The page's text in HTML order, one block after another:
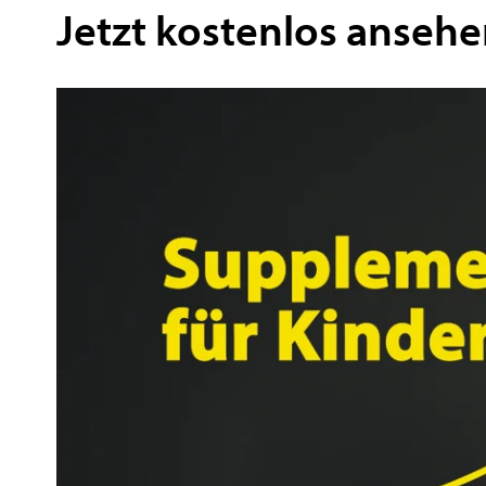
Jetzt kostenlos